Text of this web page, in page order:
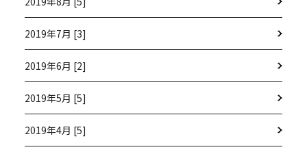
2019年7月 [3]
2019年6月 [2]
2019年5月 [5]
2019年4月 [5]